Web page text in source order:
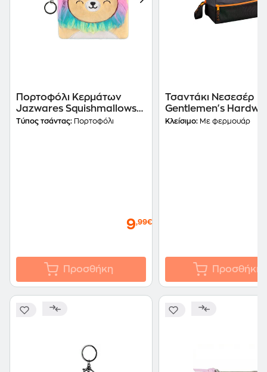
Πορτοφόλι Κερμάτων
Jazwares Squishmallows
Leonard
Τύπος τσάντας: Πορτοφόλι
9,99€
Προσθήκη
Τσαντάκι Νεσεσέρ
Gentlemen's
Δίxρωμο
Κλείσιμο: Με φερμουάρ
Προσθήκη